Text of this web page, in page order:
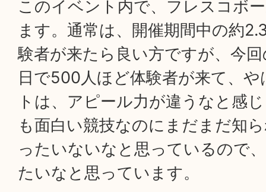
このイベント内で、フレスコボ
ます。通常は、開催期間中の約
験者が来たら良い方ですが、今
日で500人ほど体験者が来て、
トは、アピール力が違うなと感
も面白い競技なのにまだまだ知
ったいないなと思っているので
たいなと思っています。